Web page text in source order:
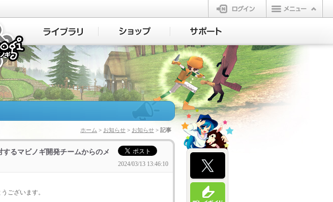
ログイン
マビノギ
ホーム > お知らせ > お知らせ > 記事
るマビノギ開発チームからのメ
2024/03/13 13:46:10
ございます。